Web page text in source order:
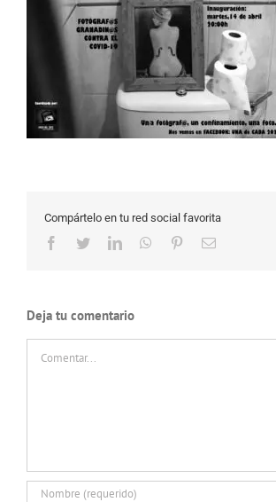
Compártelo en tu red social favorita
Facebook
TwitterLinkedInWhatsApp
PinterestCorreo
Deja tu comentario